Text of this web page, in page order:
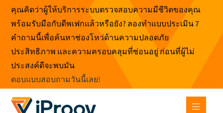
ข้าม
เนื้อหา
คุณคิดว่าผู้ให้บริการระบบตรวจสอบความมีชีวิตของคุณ
พร้อมรับมือกับดีพเฟกแล้วหรือยัง? ลองทำแบบประเมิน 7
คำถามนี้เพื่อค้นหาช่องโหว่ด้านความปลอดภัย
ประสิทธิภาพ และความครอบคลุมที่ซ่อนอยู่ ก่อนที่ผู้ไม่
ประสงค์ดีจะพบมัน
ตอบแบบสอบถามวันนี้เลย!